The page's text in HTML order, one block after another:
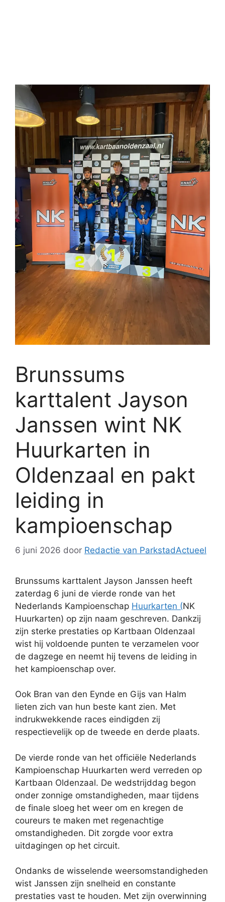
Brunssums
karttalent Jayson
Janssen wint NK
Huurkarten in
Oldenzaal en pakt
leiding in
kampioenschap
6 juni 2026 door Redactie van ParkstadActueel
Brunssums karttalent Jayson Janssen heeft
zaterdag 6 juni de vierde ronde van het
Nederlands Kampioenschap Huurkarten (NK
Huurkarten) op zijn naam geschreven. Dankzij
zijn sterke prestaties op Kartbaan Oldenzaal
wist hij voldoende punten te verzamelen voor
de dagzege en neemt hij tevens de leiding in
het kampioenschap over.
Ook Bran van den Eynde en Gijs van Halm
lieten zich van hun beste kant zien. Met
indrukwekkende races eindigden zij
respectievelijk op de tweede en derde plaats.
De vierde ronde van het officiële Nederlands
Kampioenschap Huurkarten werd verreden op
Kartbaan Oldenzaal. De wedstrijddag begon
onder zonnige omstandigheden, maar tijdens
de finale sloeg het weer om en kregen de
coureurs te maken met regenachtige
omstandigheden. Dit zorgde voor extra
uitdagingen op het circuit.
Ondanks de wisselende weersomstandigheden
wist Janssen zijn snelheid en constante
prestaties vast te houden. Met zijn overwinning